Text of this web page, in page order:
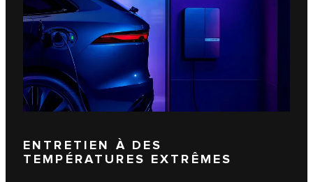
ENTRETIEN À DES
TEMPÉRATURES EXTRÊMES